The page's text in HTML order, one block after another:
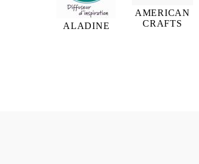
ALADINE
AMERICAN
CRAFTS